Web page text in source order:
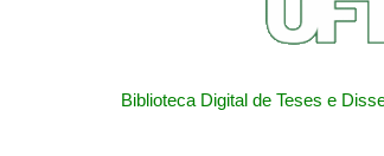
Biblioteca Digital de Teses e